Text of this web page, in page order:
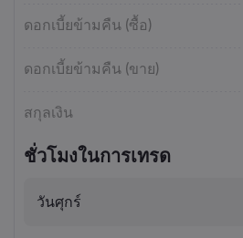
Overheating, U.S. Trade Policy Risk
ดอกเบี้ยข้ามคืน (ซื้อ)
ดอกเบี้ยข้ามคืน (ขาย)
สกุลเงิน
ชั่วโมงในการเทรด
วันศุกร์